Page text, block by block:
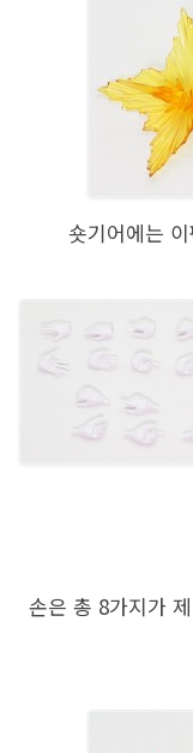
숏기어에는
손은 총 8가지가